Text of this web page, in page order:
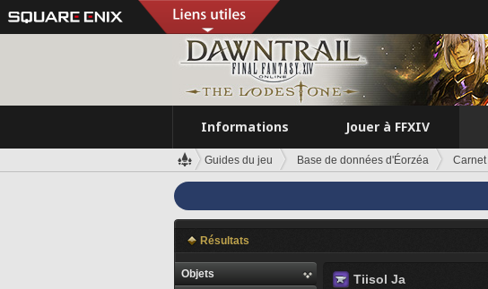
Informations Jouer à FFXIV
Guides du jeu Base de données d'Éorzéa
Résultats
Objets
Tiisol Ja